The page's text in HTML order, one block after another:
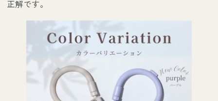
正解です。